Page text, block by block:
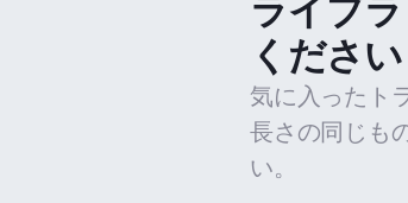
ライブ
ください
気に入ったト
長さの同じも
い。